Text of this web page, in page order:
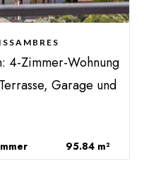
4-Zimmer-Wohnung
Garage und
95.84 m²